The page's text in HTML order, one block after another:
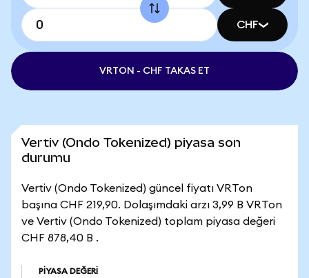
CHF
VRTON - CHF TAKAS ET
Vertiv (Ondo Tokenized) piyasa son
durumu
Vertiv (Ondo Tokenized) güncel fiyatı VRTon
başına CHF 219,90. Dolaşımdaki arzı 3,99 B VRTon
ve Vertiv (Ondo Tokenized) toplam piyasa değeri
CHF 878,40 B .
PIYASA DEĞERI